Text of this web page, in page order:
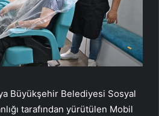
Büyükşehir Belediyesi Sosyal
tarafından yürütülen Mobil